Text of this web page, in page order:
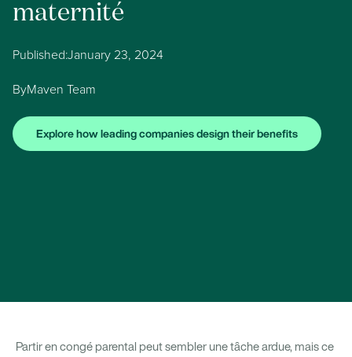
maternité
Published:January 23, 2024
ByMaven Team
Explore how leading companies design their benefits
Partir en congé parental peut sembler une tâche ardue, mais ce